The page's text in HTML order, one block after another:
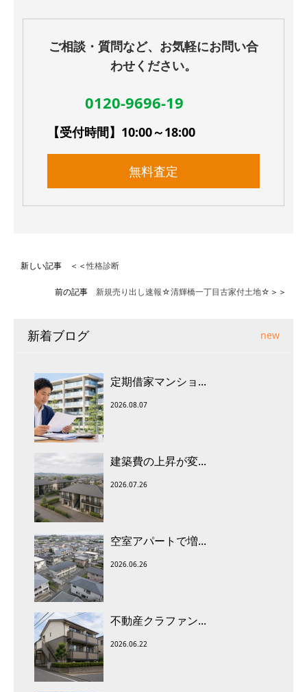
ご相談・質問など、お気軽にお問い合
わせください。
0120-9696-19
【受付時間】10:00～18:00
無料査定
新しい記事 ＜＜性格診断
前の記事 新規売り出し速報☆清輝橋一丁目古家付土地☆ ＞＞
新着ブログ new
定期借家マンショ...
2026.08.07
建築費の上昇が変...
2026.07.26
空室アパートで増...
2026.06.26
不動産クラファン...
2026.06.22